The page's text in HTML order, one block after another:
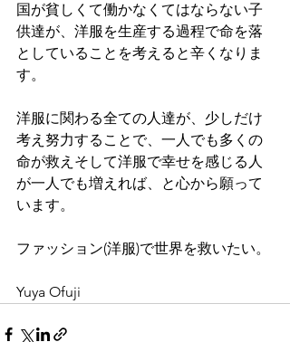
国が貧しくて働かなくてはならない子
供達が、洋服を生産する過程で命を落
としていることを考えると辛くなりま
す。
洋服に関わる全ての人達が、少しだけ
考え努力することで、一人でも多くの
命が救えそして洋服で幸せを感じる人
が一人でも増えれば、と心から願って
います。
ファッション(洋服)で世界を救いたい。
Yuya Ofuji